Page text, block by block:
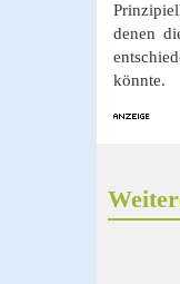
denen
könnte.